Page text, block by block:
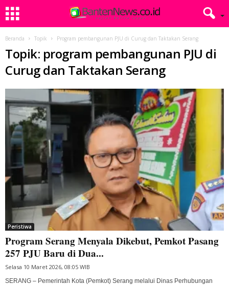
Beranda Topik Program pembangunan PJU di Curug dan Taktakan Serang
Topik: program pembangunan PJU di
Curug dan Taktakan Serang
Peristiwa
Program Serang Menyala Dikebut, Pemkot Pasang
257 PJU Baru di Dua...
Selasa 10 Maret 2026, 08:05 WIB
SERANG – Pemerintah Kota (Pemkot) Serang melalui Dinas Perhubungan